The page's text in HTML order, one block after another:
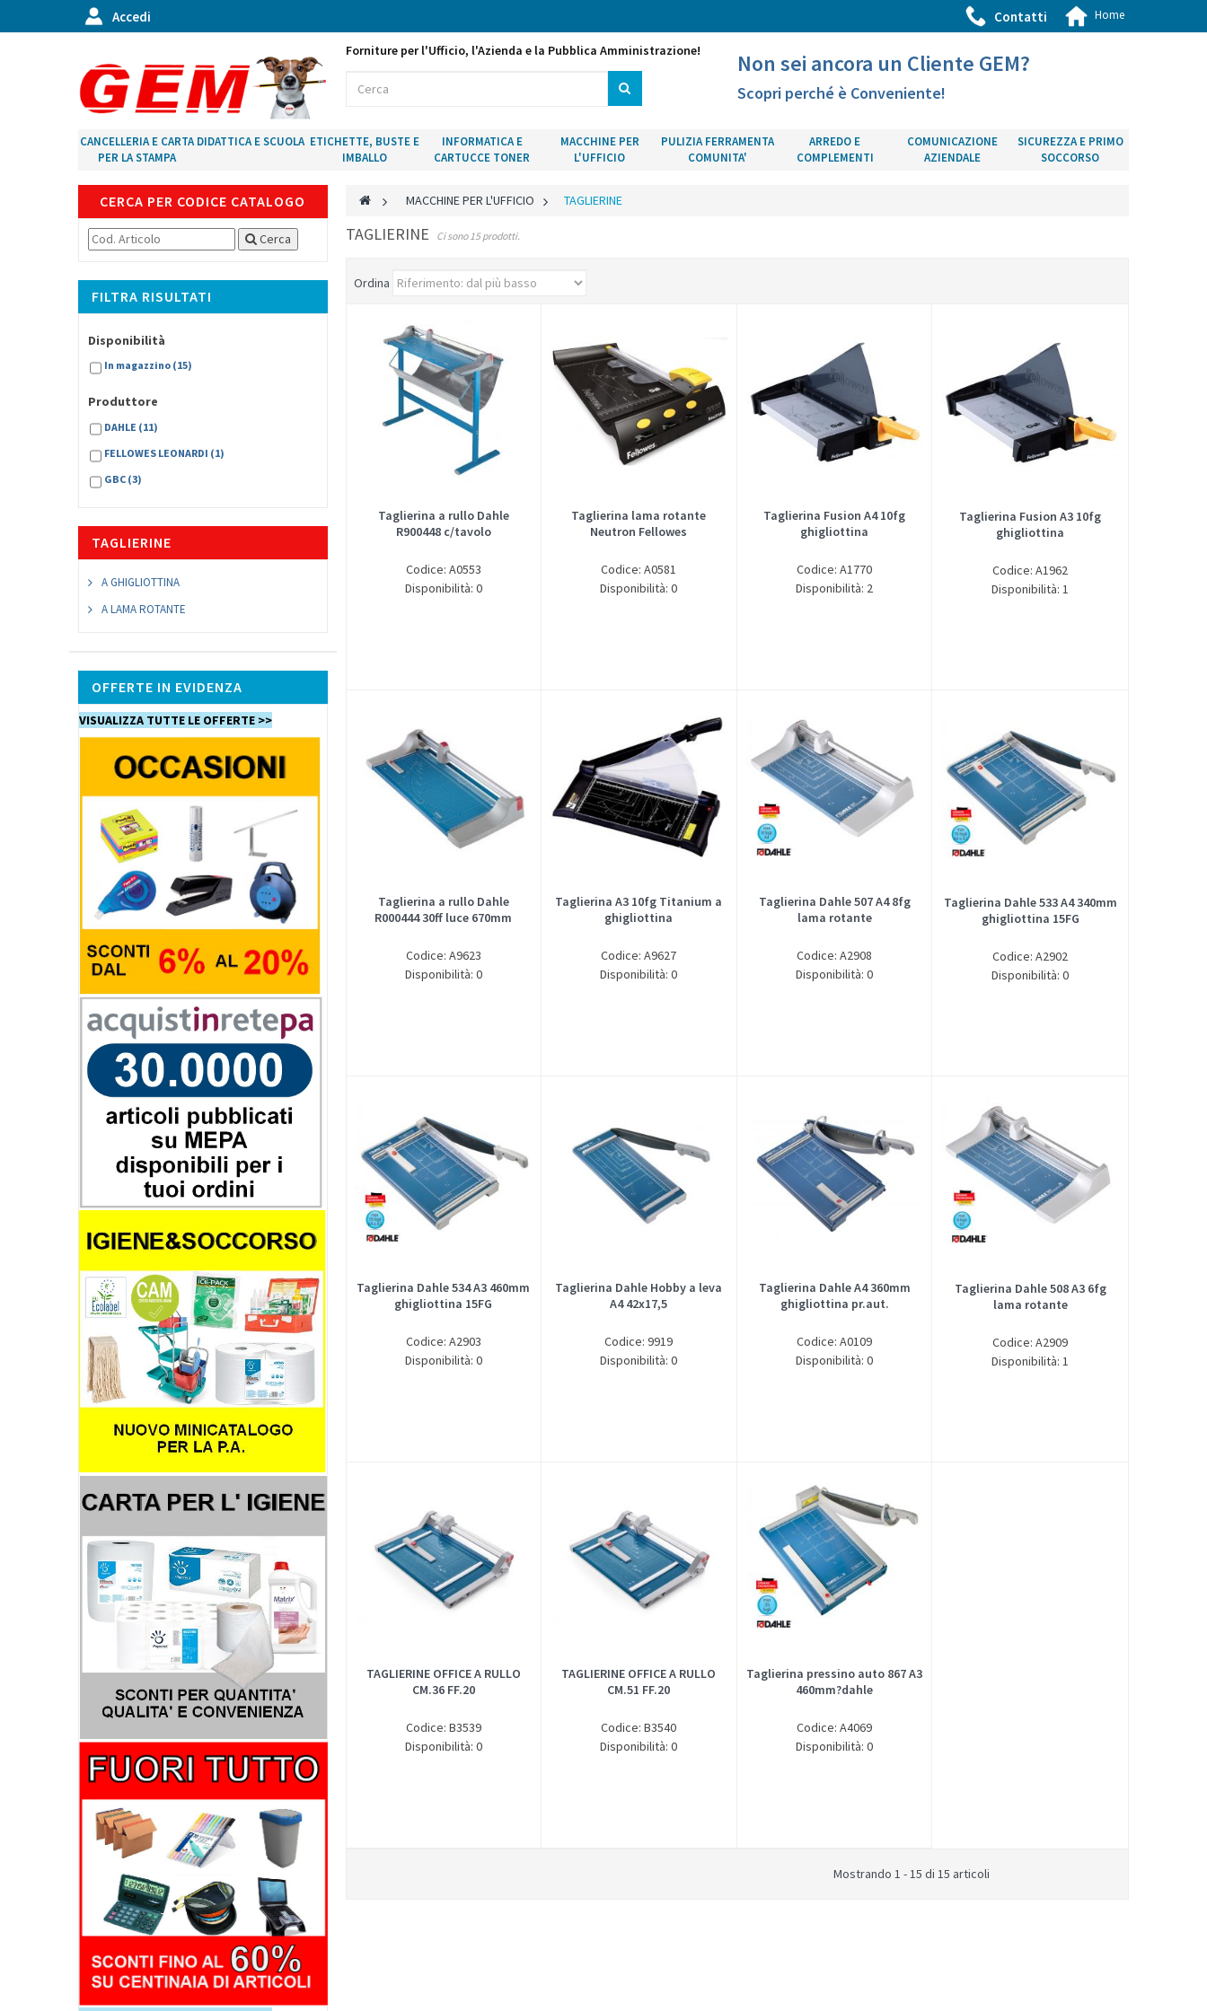
Accedi Contatti Home
Forniture per l'Ufficio, l'Azienda e la Pubblica Amministrazione! Non sei ancora un Cliente GEM?
Scopri perché è Conveniente!
CANCELLERIA E CARTA
PER LA STAMPA
DIDATTICA E SCUOLA ETICHETTE, BUSTE E
IMBALLO
INFORMATICA E
CARTUCCE TONER
MACCHINE PER
L'UFFICIO
PULIZIA FERRAMENTA
COMUNITA'
ARREDO E
COMPLEMENTI
COMUNICAZIONE
AZIENDALE
SICUREZZA E PRIMO
SOCCORSO
CERCA PER CODICE CATALOGO
Cerca
FILTRA RISULTATI
Disponibilità
In magazzino (15)
Produttore
DAHLE (11)
FELLOWES LEONARDI (1)
GBC (3)
TAGLIERINE
A GHIGLIOTTINA
A LAMA ROTANTE
OFFERTE IN EVIDENZA
VISUALIZZA TUTTE LE OFFERTE >>
> MACCHINE PER L'UFFICIO > TAGLIERINE
TAGLIERINE Ci sono 15 prodotti.
Ordina
Taglierina a rullo Dahle
R900448 c/tavolo
Codice: A0553
Disponibilità: 0
Taglierina lama rotante
Neutron Fellowes
Codice: A0581
Disponibilità: 0
Taglierina Fusion A4 10fg
ghigliottina
Codice: A1770
Disponibilità: 2
Taglierina Fusion A3 10fg
ghigliottina
Codice: A1962
Disponibilità: 1
Taglierina a rullo Dahle
R000444 30ff luce 670mm
Codice: A9623
Disponibilità: 0
Taglierina A3 10fg Titanium a
ghigliottina
Codice: A9627
Disponibilità: 0
Taglierina Dahle 507 A4 8fg
lama rotante
Codice: A2908
Disponibilità: 0
Taglierina Dahle 533 A4 340mm
ghigliottina 15FG
Codice: A2902
Disponibilità: 0
Taglierina Dahle 534 A3 460mm
ghigliottina 15FG
Codice: A2903
Disponibilità: 0
Taglierina Dahle Hobby a leva
A4 42x17,5
Codice: 9919
Disponibilità: 0
Taglierina Dahle A4 360mm
ghigliottina pr.aut.
Codice: A0109
Disponibilità: 0
Taglierina Dahle 508 A3 6fg
lama rotante
Codice: A2909
Disponibilità: 1
TAGLIERINE OFFICE A RULLO
CM.36 FF.20
Codice: B3539
Disponibilità: 0
TAGLIERINE OFFICE A RULLO
CM.51 FF.20
Codice: B3540
Disponibilità: 0
Taglierina pressino auto 867 A3
460mm?dahle
Codice: A4069
Disponibilità: 0
Mostrando 1 - 15 di 15 articoli